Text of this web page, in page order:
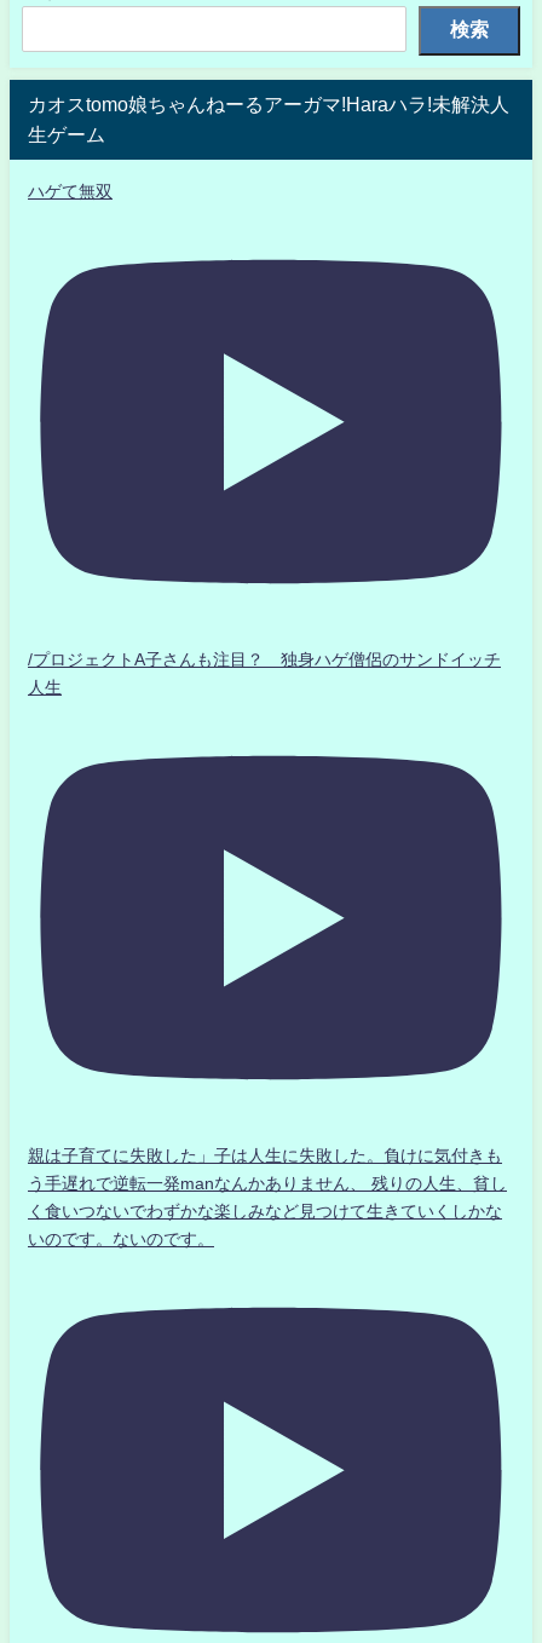
検索
カオスtomo娘ちゃんねーるアーガマ!Haraハラ!未解決人
生ゲーム
ハゲて無双
/プロジェクトA子さんも注目？ 独身ハゲ僧侶のサンドイッチ
人生
親は子育てに失敗した」子は人生に失敗した。負けに気付きも
う手遅れで逆転一発manなんかありません、 残りの人生、貧し
く食いつないでわずかな楽しみなど見つけて生きていくしかな
いのです。ないのです。